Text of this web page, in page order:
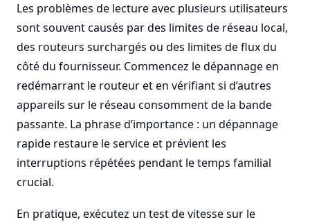
Les problèmes de lecture avec plusieurs utilisateurs
sont souvent causés par des limites de réseau local,
des routeurs surchargés ou des limites de flux du
côté du fournisseur. Commencez le dépannage en
redémarrant le routeur et en vérifiant si d’autres
appareils sur le réseau consomment de la bande
passante. La phrase d’importance : un dépannage
rapide restaure le service et prévient les
interruptions répétées pendant le temps familial
crucial.
En pratique, exécutez un test de vitesse sur le